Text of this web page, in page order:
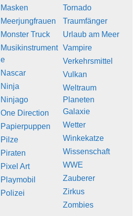
Masken
Meerjungfrauen
Monster Truck
Musikinstrument
e
Nascar
Ninja
Ninjago
One Direction
Papierpuppen
Pilze
Piraten
Pixel Art
Playmobil
Polizei
Tornado
Traumfänger
Urlaub am Meer
Vampire
Verkehrsmittel
Vulkan
Weltraum
Planeten
Galaxie
Wetter
Winkekatze
Wissenschaft
WWE
Zauberer
Zirkus
Zombies